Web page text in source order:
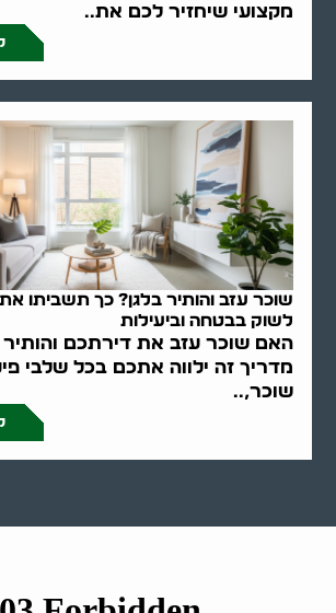
מקצועי שיחזיר לכם את..
שוכר עזב והותיר בלגן? כך תשביתו
לשוק בבטחה וביעילות
האם שוכר עזב את דירתכם והותיר
מדריך זה ילווה אתכם בכל שלבי
שוכר,..